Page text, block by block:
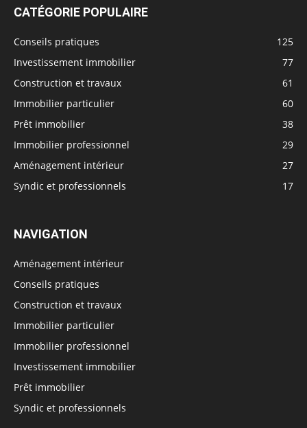
CATÉGORIE POPULAIRE
Conseils pratiques
125
Investissement immobilier
77
Construction et travaux
61
Immobilier particulier
60
Prêt immobilier
38
Immobilier professionnel
29
Aménagement intérieur
27
Syndic et professionnels
17
NAVIGATION
Aménagement intérieur
Conseils pratiques
Construction et travaux
Immobilier particulier
Immobilier professionnel
Investissement immobilier
Prêt immobilier
Syndic et professionnels